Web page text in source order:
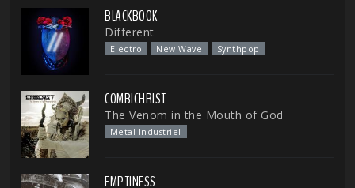
BLACKBOOK
Different
Electro New Wave Synthpop
COMBICHRIST
The Venom in the Mouth of God
Metal Industriel
EMPTINESS